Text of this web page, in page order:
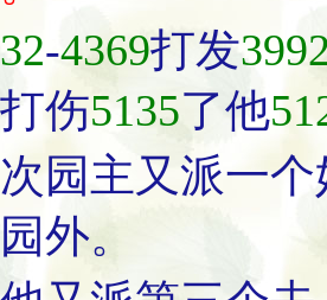
-4369打发
打伤5135了他
园主又派一
外。